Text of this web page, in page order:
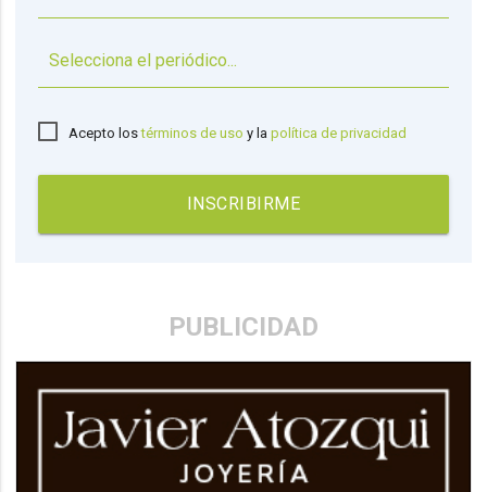
Acepto lostérminos de uso y lapolítica de privacidad
INSCRIBIRME
PUBLICIDAD